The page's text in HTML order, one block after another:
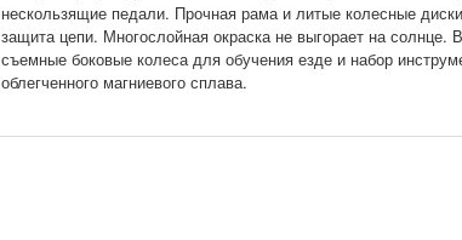
нескользящие педали. Прочная рама и литые колесные
защита цепи. Многослойная окраска не выгорает на
съемные боковые колеса для обучения езде и набор
облегченного магниевого сплава.